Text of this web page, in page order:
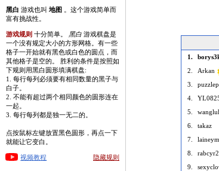
黑白 游戏也叫 地图 。这个游戏简单而
富有挑战性。
游戏规则 十分简单。 黑白 游戏棋盘是
一个没有规定大小的方形网格。有一些
格子一开始就有黑色或白色的圆点，而
其他格子是空的。 胜利的条件是按照如
下规则用黑白圆形填满棋盘:
1. 每行每列必须要有相同数量的黑子与
白子。
2. 不能有超过两个相同颜色的圆形连在
一起。
3. 每行每列都是独一无二的。
点按鼠标左键放置黑色圆形，再点一下
就能让它变白。
视频教程 隐藏规则
1.
2.
Arkan
3.
4.
5.
6.
takaz
7.
8.
rabcyr2
9.